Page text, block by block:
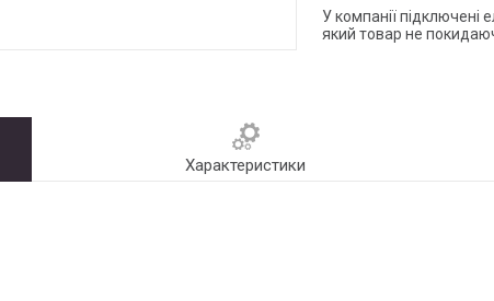
У компанії підключені
який товар не
Характеристики